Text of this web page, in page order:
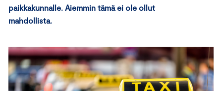
paikkakunnalle. Aiemmin tämä ei ole ollut
mahdollista.